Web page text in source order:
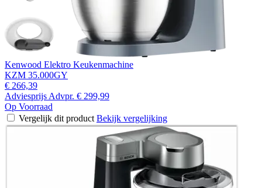
Kenwood Elektro Keukenmachine
KZM 35.000GY
€ 266,39
Adviesprijs Advpr. € 299,99
Op Voorraad
Vergelijk dit product Bekijk vergelijking